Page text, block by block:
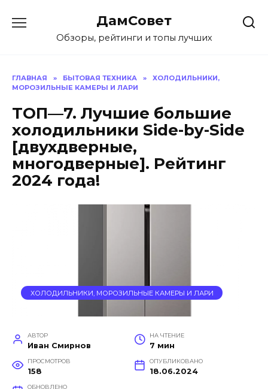
содержанию
ДамСовет
Обзоры, рейтинги и топы лучших
ГЛАВНАЯ » БЫТОВАЯ ТЕХНИКА »
ХОЛОДИЛЬНИКИ,
МОРОЗИЛЬНЫЕ КАМЕРЫ И ЛАРИ
ТОП—7. Лучшие большие
холодильники Side-by-Side
[двухдверные,
многодверные]. Рейтинг
2024 года!
ХОЛОДИЛЬНИКИ, МОРОЗИЛЬНЫЕ КАМЕРЫ И ЛАРИ
АВТОР
Иван Смирнов
НА ЧТЕНИЕ
7 мин
ПРОСМОТРОВ
158
ОПУБЛИКОВАНО
18.06.2024
ОБНОВЛЕНО